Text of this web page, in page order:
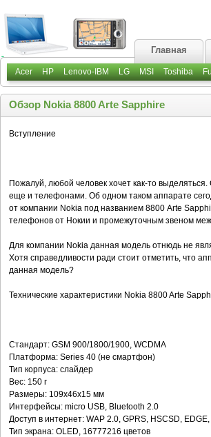
Главная
Acer HP Lenovo-IBM LG MSI Toshiba
Обзор Nokia 8800 Arte Sapphire
Вступление
Пожалуй, любой человек хочет как-то
еще и телефонами. Об одном таком аппарате
от компании Nokia под названием 8800 Arte
телефонов от Нокии и промежуточным звеном
Для компании Nokia данная модель отнюдь не
Хотя справедливости ради стоит отметить, что
данная модель?
Технические характеристики Nokia 8800 Arte
Стандарт: GSM 900/1800/1900, WCDMA
Платформа: Series 40 (не смартфон)
Тип корпуса: слайдер
Вес: 150 г
Размеры: 109x46x15 мм
Интерфейсы: micro USB, Bluetooth 2.0
Доступ в интернет: WAP 2.0, GPRS, HSCSD,
Тип экрана: OLED, 16777216 цветов